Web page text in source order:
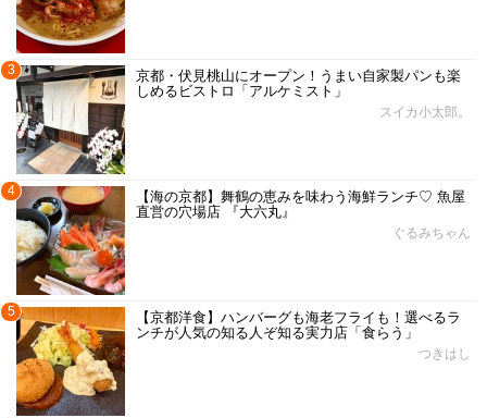
3
京都・伏見桃山にオープン！うまい自家製パンも楽
しめるビストロ「アルケミスト」
スイカ小太郎。
4
【海の京都】舞鶴の恵みを味わう海鮮ランチ♡ 魚屋
直営の穴場店 『大六丸』
ぐるみちゃん
5
【京都洋食】ハンバーグも海老フライも！選べるラ
ンチが人気の知る人ぞ知る実力店「食らう」
つきはし